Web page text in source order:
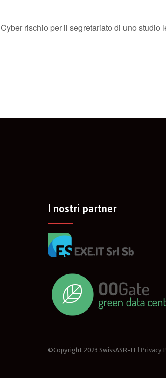
Cyber rischio per il segretariato di uno studio
I nostri partner
©Copyright 2023 SwissASR-IT | Privacy